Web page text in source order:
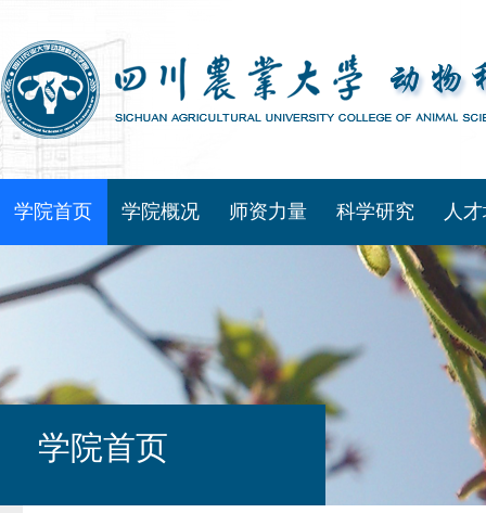
学院首页 学院概况 师资力量 科学研究 人
学院首页